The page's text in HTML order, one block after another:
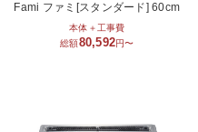
Fami ファミ[スタンダード] 60cm
本体＋工事費
総額80,592円〜